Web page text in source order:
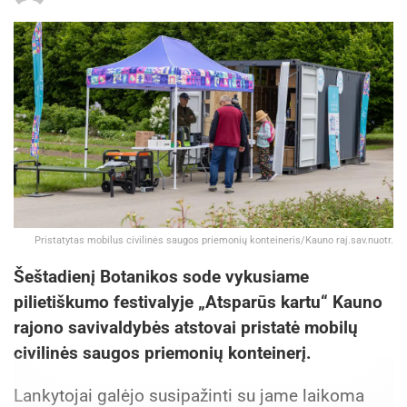
Pristatytas mobilus civilinės saugos priemonių konteineris/Kauno raj.sav.nuotr.
Šeštadienį Botanikos sode vykusiame
pilietiškumo festivalyje „Atsparūs kartu“ Kauno
rajono savivaldybės atstovai pristatė mobilų
civilinės saugos priemonių konteinerį.
Lankytojai galėjo susipažinti su jame laikoma